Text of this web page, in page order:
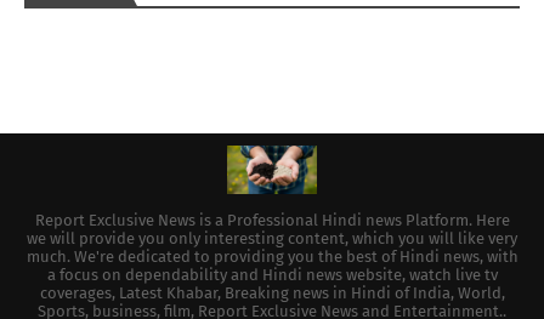
Report Exclusive News is a Professional Hindi news Platform. Here
we will provide you only interesting content, which you will like very
much. We're dedicated to providing you the best of Hindi news, with
a focus on dependability and Hindi news website, watch live tv
coverages, Latest Khabar, Breaking news in Hindi of India, World,
Sports, business, film, Report Exclusive News and Entertainment..